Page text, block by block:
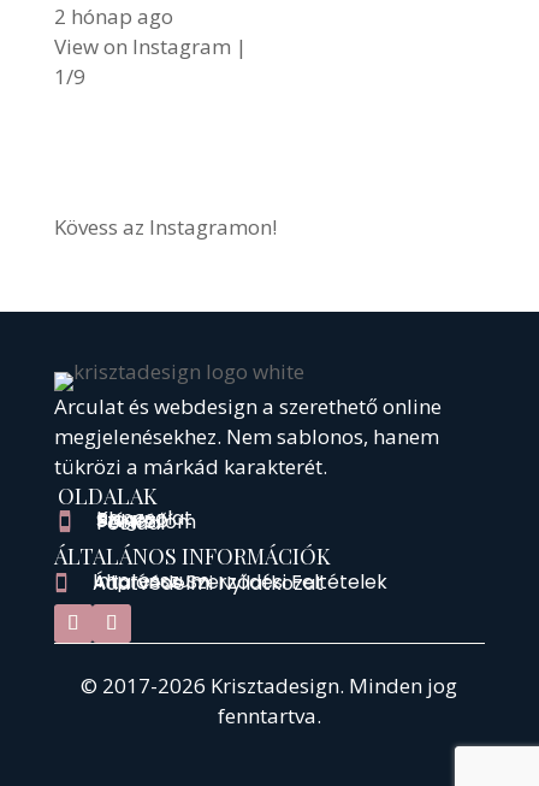
2 hónap ago
View on Instagram |
1/9
Kövess az Instagramon!
Arculat és webdesign a szerethető online
megjelenésekhez. Nem sablonos, hanem
tükrözi a márkád karakterét.
OLDALAK
 Főoldal
 Portfólióm
 Színező
 Blog
 Kapcsolat
ÁLTALÁNOS INFORMÁCIÓK
 Adatvédelmi Nyilatkozat
 Általános Szerződési Feltételek
 Impresszum
© 2017-2026 Krisztadesign. Minden jog
fenntartva.